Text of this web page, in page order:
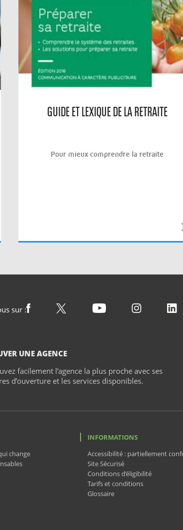
GUIDE ET LEXIQUE DE LA RETRAITE
Pour mieux comprendre la retraite
sur :
UNE AGENCE
facilement l’agence la plus proche avec ses
d’ouverture et les services disponibles.
change
INFORMATIONS
Accessibilité : partiellement
Site Sécurisé
Conditions d’éligibilité
Tarifs et conditions
Glossaire